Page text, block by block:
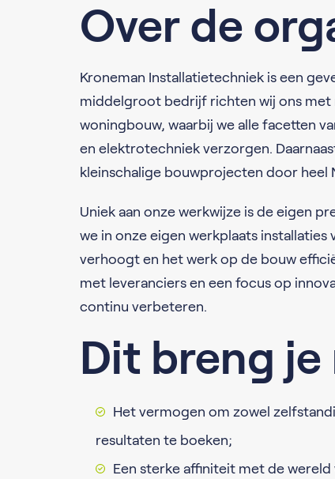
Over de
Kroneman Installatietechniek is een
middelgroot bedrijf richten wij ons met
woningbouw, waarbij we alle facetten
en elektrotechniek verzorgen.
kleinschalige bouwprojecten door heel
Uniek aan onze werkwijze is de eigen
we in onze eigen werkplaats
verhoogt en het werk op de bouw
met leveranciers en een focus op
continu verbeteren.
Dit breng je
Het vermogen om zowel
resultaten te boeken;
Een sterke affiniteit met de